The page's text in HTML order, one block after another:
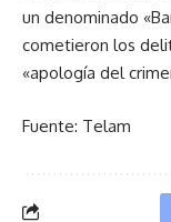
un denominado
cometieron los
«apología del
Fuente: Telam